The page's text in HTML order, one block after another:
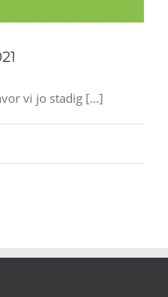
vi jo stadig [...]